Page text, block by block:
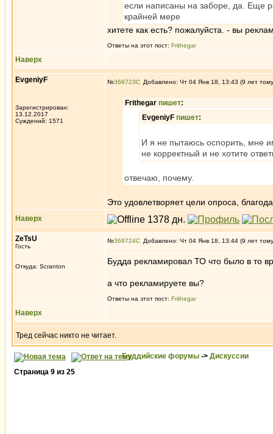
если написаны на заборе, да. Еще
крайней мере
хитете как есть? пожалуйста. - вы
Ответы на этот пост: Frithegar
Наверх
EvgeniyF
Зарегистрирован:
13.12.2017
Суждений: 1571
№369723 Добавлено: Чт 04 Янв 18, 13:43 (9 лет
Frithegar пишет:
EvgeniyF пишет:
И я не пытаюсь оспорить, мне
не корректный и не хотите
отвечаю, почему.
Это удовлетворяет цели опроса,
Наверх
ZeTsU
Гость
Откуда: Scranton
№369724 Добавлено: Чт 04 Янв 18, 13:44 (9 лет
Будда рекламировал ТО что было в то
а что рекламируете вы?
Ответы на этот пост: Frithegar
Наверх
Тред сейчас никто не читает.
Буддийские форумы -> Дискуссии
Страница 9 из 25